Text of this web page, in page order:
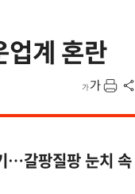
계 혼란
…갈팡질팡 눈치 속